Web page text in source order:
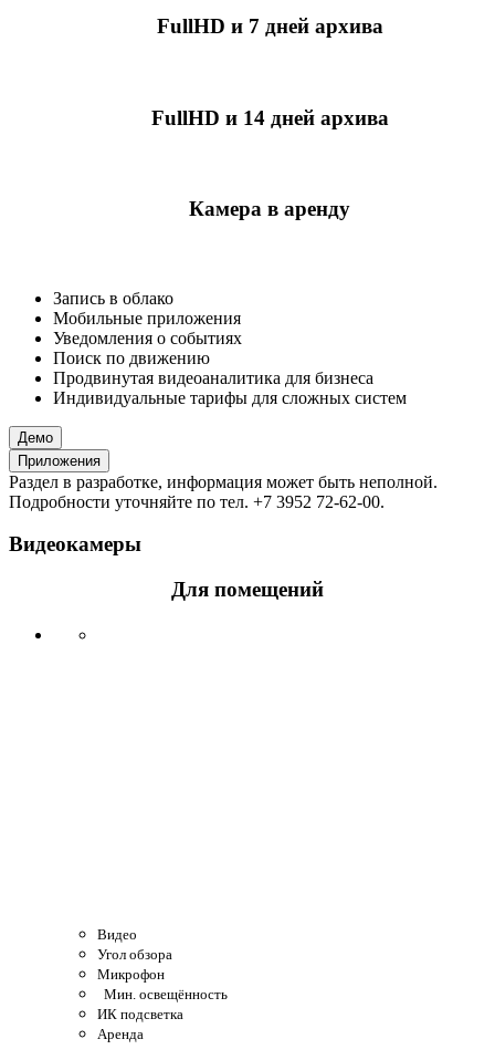
FullHD и 7 дней архива
FullHD и 14 дней архива
Камера в аренду
Запись в облако
Мобильные приложения
Уведомления о событиях
Поиск по движению
Продвинутая видеоаналитика для бизнеса
Индивидуальные тарифы для сложных систем
Демо
Приложения
Раздел в разработке, информация может быть неполной.
Подробности уточняйте по тел. +7 3952 72-62-00.
Видеокамеры
Для помещений
Видео
Угол обзора
Микрофон
Мин. освещённость
ИК подсветка
Аренда